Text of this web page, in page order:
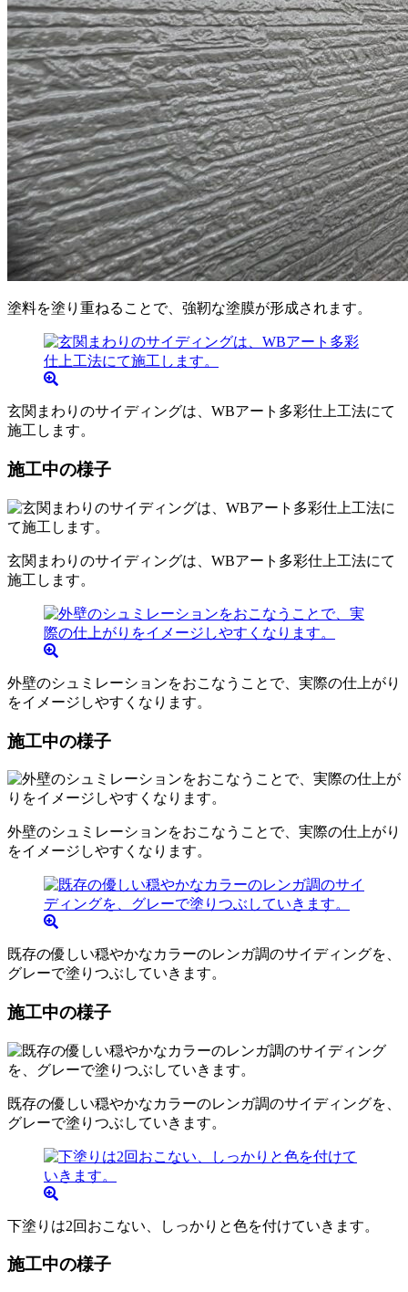
塗料を塗り重ねることで、強靭な塗膜が形成されます。
玄関まわりのサイディングは、WBアート多彩仕上工法にて
施工します。
施工中の様子
玄関まわりのサイディングは、WBアート多彩仕上工法にて
施工します。
外壁のシュミレーションをおこなうことで、実際の仕上がり
をイメージしやすくなります。
施工中の様子
外壁のシュミレーションをおこなうことで、実際の仕上がり
をイメージしやすくなります。
既存の優しい穏やかなカラーのレンガ調のサイディングを、
グレーで塗りつぶしていきます。
施工中の様子
既存の優しい穏やかなカラーのレンガ調のサイディングを、
グレーで塗りつぶしていきます。
下塗りは2回おこない、しっかりと色を付けていきます。
施工中の様子